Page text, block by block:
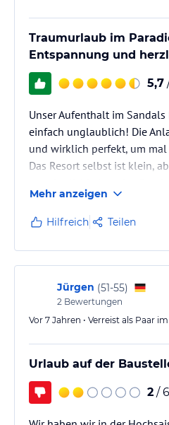
Traumurlaub im
Entspannung und
5,7
Unser Aufenthalt im
einfach unglaublich! Die
und wirklich perfekt, um
Das Resort selbst ist klein,
mitnutzen.
Das absolute Highlight ist
hier ist so herzlich und
direkt willkommen fühlt. Die
einem quasi jeden Wunsch
das Ganze läuft so natürlich
es sich…
Mehr anzeigen
Hilfreich Teilen
Jürgen (51-55)
2 Bewertungen
Vor 7 Jahren • Verreist als Paar
Urlaub auf der
2 / 6